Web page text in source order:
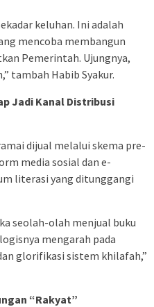
keluhan. Ini adalah
mencoba membangun
Pemerintah. Ujungnya,
tambah Habib Syakur.
Jadi Kanal Distribusi
dijual melalui skema pre-
media sosial dan e-
literasi yang ditunggangi
seolah-olah menjual buku
mengarah pada
glorifikasi sistem khilafah,”
“Rakyat”